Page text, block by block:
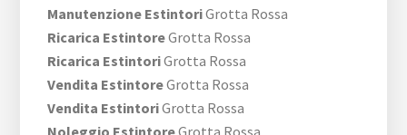
Manutenzione EstintoriGrotta Rossa
Ricarica EstintoreGrotta Rossa
Ricarica EstintoriGrotta Rossa
Vendita EstintoreGrotta Rossa
Vendita EstintoriGrotta Rossa
Noleggio EstintoreGrotta Rossa